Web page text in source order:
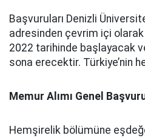
Başvuruları Denizli
adresinden çevrim içi olarak
2022 tarihinde başlayacak
sona erecektir. Türkiye’nin
Memur Alımı Genel
Hemşirelik bölümüne